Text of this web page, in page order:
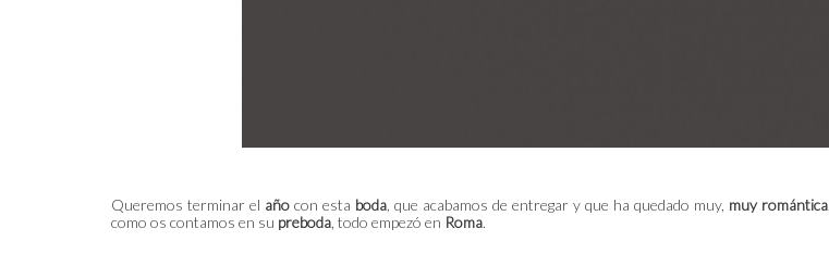
Queremos terminar el año con esta boda , que acabamos de entregar y que ha quedado muy, muy romántica
como os contamos en su preboda , todo empezó en Roma.